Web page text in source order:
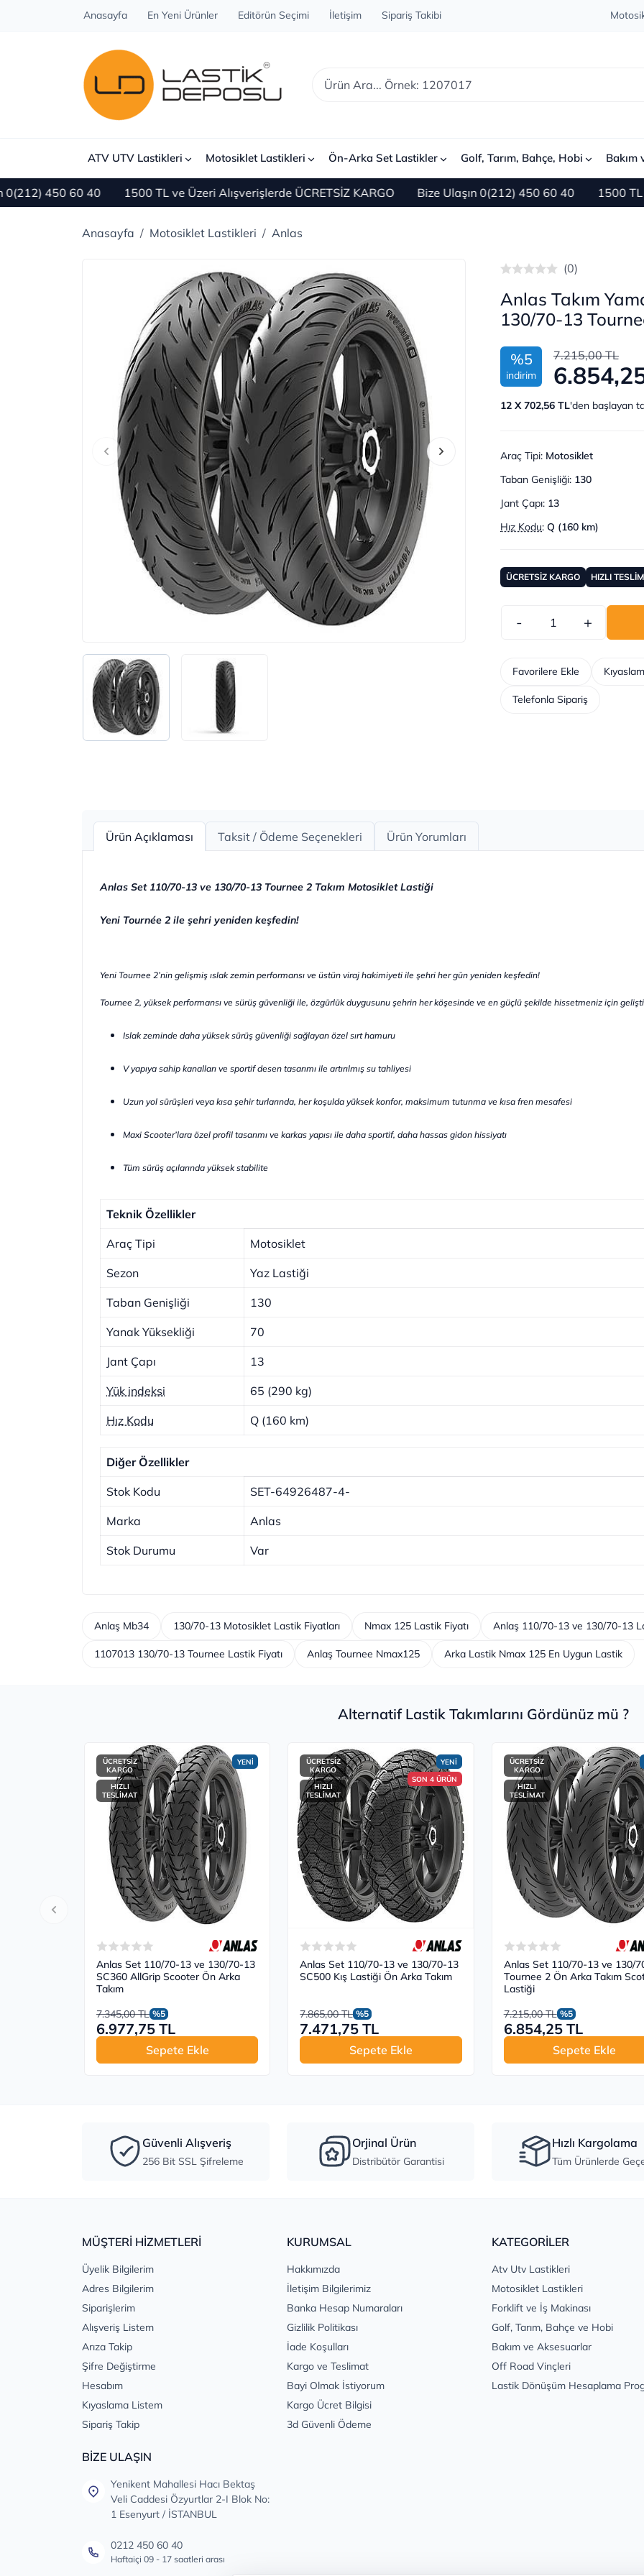
Anasayfa En Yeni Ürünler Editörün Seçimi İletişim Sipariş Takibi
ATV UTV Lastikleri Motosiklet Lastikleri Ön-Arka Set Lastikler Golf, Tarım, Bahçe, Hobi Bakım
450 60 40 1500 TL ve Üzeri Alışverişlerde ÜCRETSİZ KARGO Bize Ulaşın 0(212) 450 60 40 1500 TL ve
Anasayfa Motosiklet Lastikleri Anlas
(0)
Anlas Takım
130/70-13
%5
indirim
7.215,00 TL
12 X 702,56 TL'den başlayan
Araç Tipi: Motosiklet
Taban Genişliği: 130
Jant Çapı: 13
Hız Kodu: Q (160 km)
ÜCRETSİZ KARGO HIZLI
- +
Telefonla Sipariş
Favorilere Ekle
Ürün Açıklaması Taksit / Ödeme Seçenekleri Ürün Yorumları
Anlas Set 110/70-13 ve 130/70-13 Tournee 2 Takım Motosiklet Lastiği
Yeni Tournée 2 ile şehri yeniden keşfedin!
Yeni Tournee 2’nin gelişmiş ıslak zemin performansı ve üstün viraj hakimiyeti ile şehri her gün yeniden keşfedin!
Tournee 2, yüksek performansı ve sürüş güvenliği ile, özgürlük duygusunu şehrin her köşesinde ve en güçlü şekilde hissetmeniz için
Islak zeminde daha yüksek sürüş güvenliği sağlayan özel sırt hamuru
V yapıya sahip kanalları ve sportif desen tasarımı ile artırılmış su tahliyesi
Uzun yol sürüşleri veya kısa şehir turlarında, her koşulda yüksek konfor, maksimum tutunma ve kısa fren mesafesi
Maxi Scooter’lara özel profil tasarımı ve karkas yapısı ile daha sportif, daha hassas gidon hissiyatı
Tüm sürüş açılarında yüksek stabilite
Teknik Özellikler
Araç Tipi Motosiklet
Sezon Yaz Lastiği
Taban Genişliği 130
Yanak Yüksekliği 70
Jant Çapı 13
Yük indeksi 65 (290 kg)
Hız Kodu Q (160 km)
Diğer Özellikler
Stok Kodu SET-64926487-4-
Marka Anlas
Stok Durumu Var
Anlaş Mb34 130/70-13 Motosiklet Lastik Fiyatları Nmax 125 Lastik Fiyatı Anlaş 110/70-13 ve 130/70-13
1107013 130/70-13 Tournee Lastik Fiyatı Anlaş Tournee Nmax125 Arka Lastik Nmax 125 En Uygun Lastik
Alternatif Lastik Takımlarını Gördünüz mü ?
YENİ
ÜCRETSİZ
KARGO
HIZLI
TESLİMAT
Anlas Set 110/70-13 ve 130/70-13
SC360 AllGrip Scooter Ön Arka
Takım
7.345,00 TL %5
6.977,75 TL
Sepete Ekle
YENİ
SON 4 ÜRÜN
ÜCRETSİZ
KARGO
HIZLI
TESLİMAT
Anlas Set 110/70-13 ve 130/70-13
SC500 Kış Lastiği Ön Arka Takım
7.865,00 TL %5
7.471,75 TL
Sepete Ekle
ÜCRETSİZ
KARGO
HIZLI
TESLİMAT
Anlas Set 110/70-13 ve 130/
Tournee 2 Ön Arka Takım
Lastiği
7.215,00 TL %5
6.854,25 TL
Sepete Ekle
Güvenli Alışveriş
256 Bit SSL Şifreleme
Orjinal Ürün
Distribütör Garantisi
Hızlı Kargolama
Tüm Ürünlerde
MÜŞTERİ HİZMETLERİ
Üyelik Bilgilerim
Adres Bilgilerim
Siparişlerim
Alışveriş Listem
Arıza Takip
Şifre Değiştirme
Hesabım
Kıyaslama Listem
Sipariş Takip
KURUMSAL
Hakkımızda
İletişim Bilgilerimiz
Banka Hesap Numaraları
Gizlilik Politikası
İade Koşulları
Kargo ve Teslimat
Bayi Olmak İstiyorum
Kargo Ücret Bilgisi
3d Güvenli Ödeme
KATEGORİLER
Atv Utv Lastikleri
Motosiklet Lastikleri
Forklift ve İş Makinası
Golf, Tarım, Bahçe ve Hobi
Bakım ve Aksesuarlar
Off Road Vinçleri
Lastik Dönüşüm Hesaplama
BİZE ULAŞIN
Yenikent Mahallesi Hacı Bektaş
Veli Caddesi Özyurtlar 2-I Blok No:
1 Esenyurt / İSTANBUL
0212 450 60 40
Haftaiçi 09 - 17 saatleri arası